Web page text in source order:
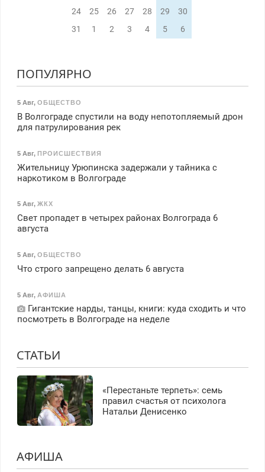
24 25 26 27 28 29
30
31
1 2 3 4 5 6
ПОПУЛЯРНО
5 Авг, ОБЩЕСТВО
В Волгограде спустили на воду непотопляемый дрон
для патрулирования рек
5 Авг, ПРОИСШЕСТВИЯ
Жительницу Урюпинска задержали у тайника с
наркотиком в Волгограде
5 Авг, ЖКХ
Свет пропадет в четырех районах Волгограда 6
августа
5 Авг, ОБЩЕСТВО
Что строго запрещено делать 6 августа
5 Авг, АФИША
Гигантские нарды, танцы, книги: куда сходить и что
посмотреть в Волгограде на неделе
СТАТЬИ
«Перестаньте терпеть»: семь
правил счастья от психолога
Натальи Денисенко
АФИША